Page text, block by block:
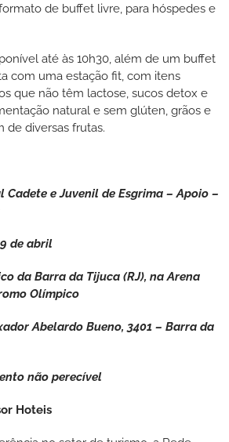
de buffet livre, para hóspedes e
até às 10h30, além de um buffet
com uma estação fit, com itens
que não têm lactose, sucos detox e
natural e sem glúten, grãos e
de diversas frutas.
Cadete e Juvenil de Esgrima – Apoio –
de abril
da Barra da Tijuca (RJ), na Arena
Olímpico
Abelardo Bueno, 3401 – Barra da
não perecível
Hoteis